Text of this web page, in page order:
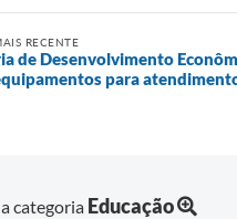
RECENTE
de Desenvolvimento
para
categoria Educação